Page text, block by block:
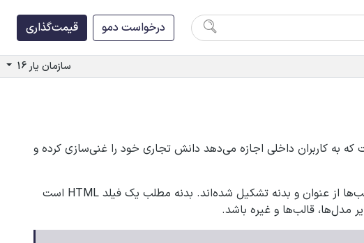
درخواست دمو قیمت‌گذاری
سازمان یار 16
که به کاربران داخلی اجازه می‌دهد دانش تجاری خود را غنی‌سازی کرده و
نام دارند. مطلب‌ها از عنوان و بدنه تشکیل شده‌اند. بدنه مطلب یک فیلد HTML است
مدل‌ها، قالب‌ها و غیره باشد.